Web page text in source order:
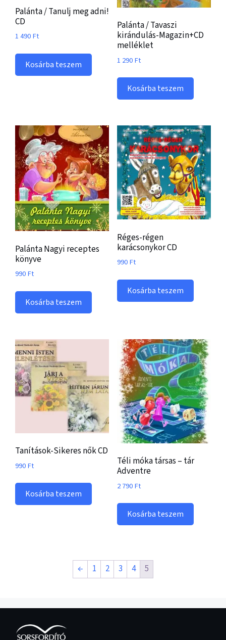
Palánta / Tanulj meg adni!
CD
1 490Ft
Kosárba teszem
Palánta / Tavaszi
kirándulás-Magazin+CD
melléklet
1 290Ft
Kosárba teszem
Palánta Nagyi receptes
könyve
990Ft
Kosárba teszem
Réges-régen
karácsonykor CD
990Ft
Kosárba teszem
Tanítások-Sikeres nők CD
990Ft
Kosárba teszem
Téli móka társas – tár
Adventre
2 790Ft
Kosárba teszem
← 1 2 3 4 5